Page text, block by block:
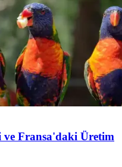
ve Fransa'daki Üretim